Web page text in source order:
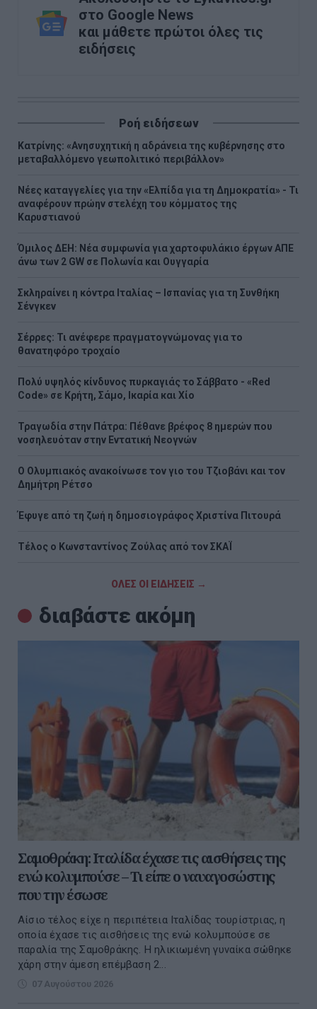
στο Google News
και μάθετε πρώτοι όλες τις
ειδήσεις
Ροή ειδήσεων
Κατρίνης: «Ανησυχητική η αδράνεια της κυβέρνησης στο
μεταβαλλόμενο γεωπολιτικό περιβάλλον»
Νέες καταγγελίες για την «Ελπίδα για τη Δημοκρατία» - Τι
αναφέρουν πρώην στελέχη του κόμματος της
Καρυστιανού
Όμιλος ΔΕΗ: Νέα συμφωνία για χαρτοφυλάκιο έργων ΑΠΕ
άνω των 2 GW σε Πολωνία και Ουγγαρία
Σκληραίνει η κόντρα Ιταλίας – Ισπανίας για τη Συνθήκη
Σένγκεν
Σέρρες: Τι ανέφερε πραγματογνώμονας για το
θανατηφόρο τροχαίο
Πολύ υψηλός κίνδυνος πυρκαγιάς το Σάββατο - «Red
Code» σε Κρήτη, Σάμο, Ικαρία και Χίο
Τραγωδία στην Πάτρα: Πέθανε βρέφος 8 ημερών που
νοσηλευόταν στην Εντατική Νεογνών
O Ολυμπιακός ανακοίνωσε τον γιο του Τζιοβάνι και τον
Δημήτρη Ρέτσο
Έφυγε από τη ζωή η δημοσιογράφος Χριστίνα Πιτουρά
Τέλος ο Κωνσταντίνος Ζούλας από τον ΣΚΑΪ
ΟΛΕΣ ΟΙ ΕΙΔΗΣΕΙΣ →
διαβάστε ακόμη
Σαμοθράκη: Ιταλίδα έχασε τις αισθήσεις της
ενώ κολυμπούσε – Τι είπε ο ναυαγοσώστης
που την έσωσε
Αίσιο τέλος είχε η περιπέτεια Ιταλίδας τουρίστριας, η
οποία έχασε τις αισθήσεις της ενώ κολυμπούσε σε
παραλία της Σαμοθράκης. Η ηλικιωμένη γυναίκα σώθηκε
χάρη στην άμεση επέμβαση 2...
07 Αυγούστου 2026